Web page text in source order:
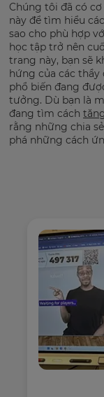
Chúng tôi đã có
này để tìm hiểu
sao cho phù hợp
học tập trở nên
trang này, bạn sẽ
hứng của các
phổ biến đang
tưởng. Dù bạn là
đang tìm cách
rằng những chia
phá những cách